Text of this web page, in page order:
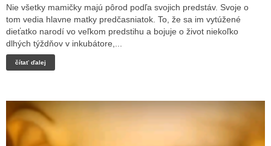
Nie všetky mamičky majú pôrod podľa svojich predstáv. Svoje o
tom vedia hlavne matky predčasniatok. To, že sa im vytúžené
dieťatko narodí vo veľkom predstihu a bojuje o život niekoľko
dlhých týždňov v inkubátore,...
čítať ďalej